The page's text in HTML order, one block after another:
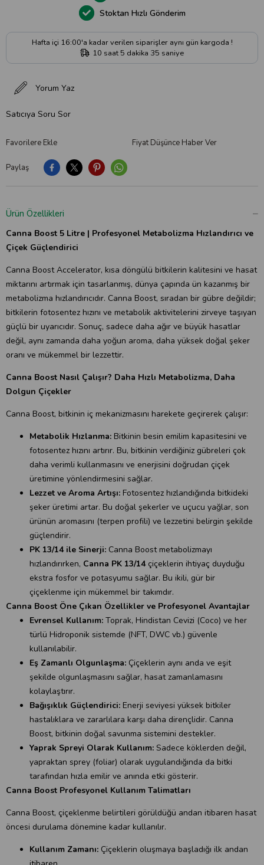
Paylaş
Favorilere Ekle Fiyat Düşünce Haber Ver
Yorum Yaz
Satıcıya Soru Sor
Hafta içi 16:00'a kadar verilen siparişler aynı gün kargoda !
10 saat 5 dakika 34 saniye
Stoktan Hızlı Gönderim
Ürün Özellikleri
Canna Boost 5 Litre | Profesyonel Metabolizma Hızlandırıcı ve
Çiçek Güçlendirici
Canna Boost Accelerator, kısa döngülü bitkilerin kalitesini ve hasat
miktarını artırmak için tasarlanmış, dünya çapında ün kazanmış bir
metabolizma hızlandırıcıdır. Canna Boost, sıradan bir gübre değildir;
bitkilerin fotosentez hızını ve metabolik aktivitelerini zirveye taşıyan
güçlü bir uyarıcıdır. Sonuç, sadece daha ağır ve büyük hasatlar
değil, aynı zamanda daha yoğun aroma, daha yüksek doğal şeker
oranı ve mükemmel bir lezzettir.
Canna Boost Nasıl Çalışır? Daha Hızlı Metabolizma, Daha
Dolgun Çiçekler
Canna Boost, bitkinin iç mekanizmasını harekete geçirerek çalışır:
Metabolik Hızlanma: Bitkinin besin emilim kapasitesini ve
fotosentez hızını artırır. Bu, bitkinin verdiğiniz gübreleri çok
daha verimli kullanmasını ve enerjisini doğrudan çiçek
üretimine yönlendirmesini sağlar.
Lezzet ve Aroma Artışı: Fotosentez hızlandığında bitkideki
şeker üretimi artar. Bu doğal şekerler ve uçucu yağlar, son
ürünün aromasını (terpen profili) ve lezzetini belirgin şekilde
güçlendirir.
PK 13/14 ile Sinerji: Canna Boost metabolizmayı
hızlandırırken, Canna PK 13/14çiçeklerin ihtiyaç duyduğu
ekstra fosfor ve potasyumu sağlar. Bu ikili, gür bir
çiçeklenme için mükemmel bir takımdır.
Canna Boost Öne Çıkan Özellikler ve Profesyonel Avantajlar
Evrensel Kullanım: Toprak, Hindistan Cevizi (Coco) ve her
türlü Hidroponik sistemde (NFT, DWC vb.) güvenle
kullanılabilir.
Eş Zamanlı Olgunlaşma: Çiçeklerin aynı anda ve eşit
şekilde olgunlaşmasını sağlar, hasat zamanlamasını
kolaylaştırır.
Bağışıklık Güçlendirici: Enerji seviyesi yüksek bitkiler
hastalıklara ve zararlılara karşı daha dirençlidir. Canna
Boost, bitkinin doğal savunma sistemini destekler.
Yaprak Spreyi Olarak Kullanım: Sadece köklerden değil,
yapraktan sprey (foliar) olarak uygulandığında da bitki
tarafından hızla emilir ve anında etki gösterir.
Canna Boost Profesyonel Kullanım Talimatları
Canna Boost, çiçeklenme belirtileri görüldüğü andan itibaren hasat
öncesi durulama dönemine kadar kullanılır.
Kullanım Zamanı: Çiçeklerin oluşmaya başladığı ilk andan